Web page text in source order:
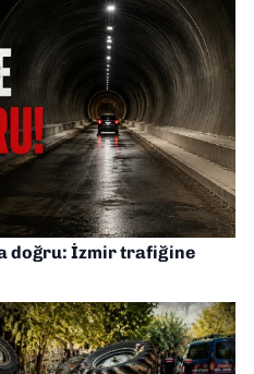
doğru: İzmir trafiğine